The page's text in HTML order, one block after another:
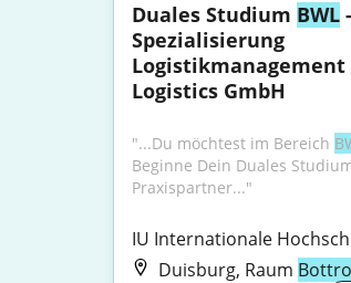
Duales Studium BWL -
Spezialisierung
Logistikmanagement
Logistics GmbH
"...Du möchtest im Bereich
Beginne Dein Duales
Praxispartner..."
IU Internationale
Duisburg, Raum